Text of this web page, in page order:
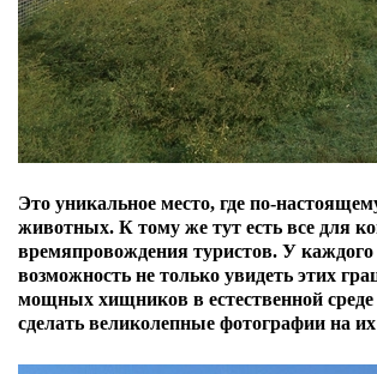
Это уникальное место, где по-
животных. К тому же тут есть все для
времяпровождения туристов. У каждого
возможность не только увидеть этих
мощных хищников в естественной среде
сделать великолепные фотографии на